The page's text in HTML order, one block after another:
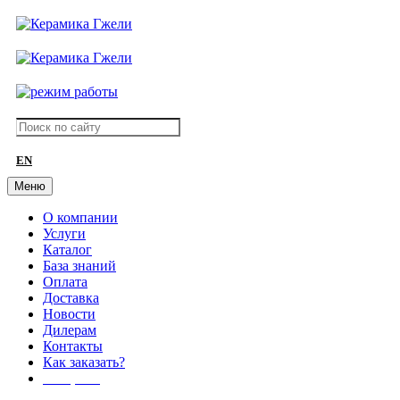
EN
Меню
О компании
Услуги
Каталог
База знаний
Оплата
Доставка
Новости
Дилерам
Контакты
Как заказать?